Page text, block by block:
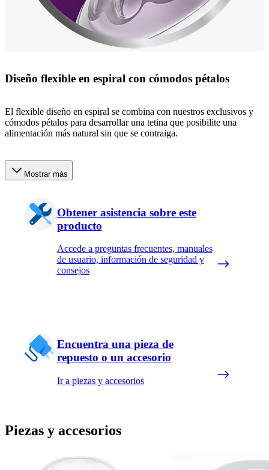
Diseño flexible en espiral con cómodos pétalos
El flexible diseño en espiral se combina con nuestros exclusivos y
cómodos pétalos para desarrollar una tetina que posibilite una
alimentación más natural sin que se contraiga.
Mostrar más
Obtener asistencia sobre este
producto
Accede a preguntas frecuentes, manuales
de usuario, información de seguridad y
consejos
Encuentra una pieza de
repuesto o un accesorio
Ir a piezas y accesorios
Piezas y accesorios